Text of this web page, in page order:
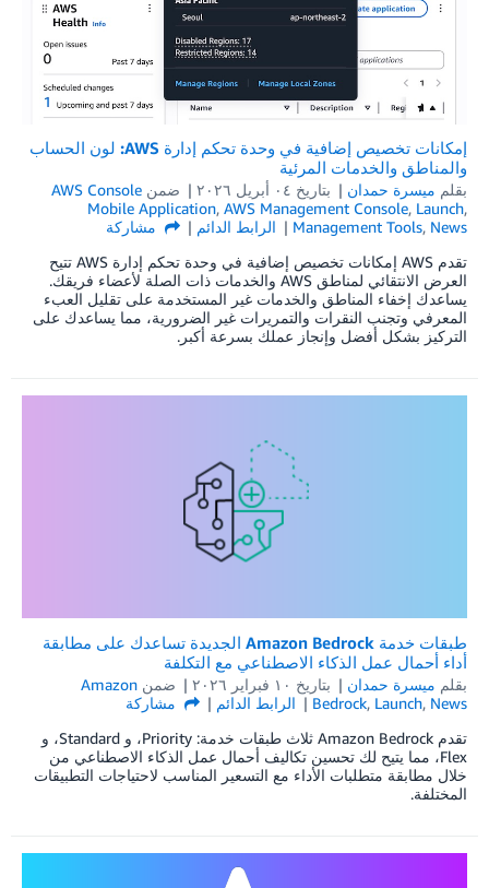
إمكانات تخصيص إضافية في وحدة تحكم إدارة AWS: لون الحساب
والمناطق والخدمات المرئية
بقلم ميسرة حمدان بتاريخ ۰٤ أبريل ۲۰۲٦ ضمن AWS Console
Mobile Application, AWS Management Console, Launch,
Management Tools, News الرابط الدائم
مشاركة
تقدم AWS إمكانات تخصيص إضافية في وحدة تحكم إدارة AWS تتيح
العرض الانتقائي لمناطق AWS والخدمات ذات الصلة لأعضاء فريقك.
يساعدك إخفاء المناطق والخدمات غير المستخدمة على تقليل العبء
المعرفي وتجنب النقرات والتمريرات غير الضرورية، مما يساعدك على
التركيز بشكل أفضل وإنجاز عملك بسرعة أكبر.
طبقات خدمة Amazon Bedrock الجديدة تساعدك على مطابقة
أداء أحمال عمل الذكاء الاصطناعي مع التكلفة
بقلم ميسرة حمدان بتاريخ ۱۰ فبراير ۲۰۲٦ ضمن Amazon
Bedrock, Launch, News الرابط الدائم
مشاركة
تقدم Amazon Bedrock ثلاث طبقات خدمة: Priority، و Standard، و
Flex، مما يتيح لك تحسين تكاليف أحمال عمل الذكاء الاصطناعي من
خلال مطابقة متطلبات الأداء مع التسعير المناسب لاحتياجات التطبيقات
المختلفة.